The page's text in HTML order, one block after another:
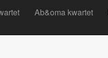
Ab&oma kwartet